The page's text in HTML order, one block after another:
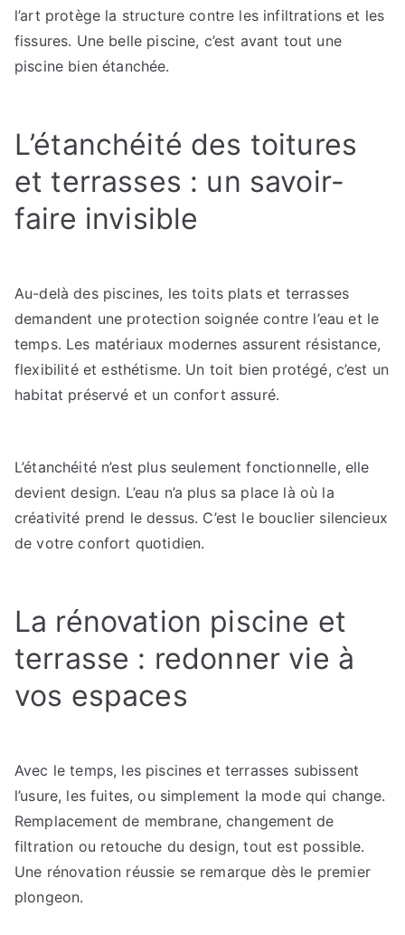
l’art protège la structure contre les infiltrations et les
fissures. Une belle piscine, c’est avant tout une
piscine bien étanchée.
L’étanchéité des toitures
et terrasses : un savoir-
faire invisible
Au-delà des piscines, les toits plats et terrasses
demandent une protection soignée contre l’eau et le
temps. Les matériaux modernes assurent résistance,
flexibilité et esthétisme. Un toit bien protégé, c’est un
habitat préservé et un confort assuré.
L’étanchéité n’est plus seulement fonctionnelle, elle
devient design. L’eau n’a plus sa place là où la
créativité prend le dessus. C’est le bouclier silencieux
de votre confort quotidien.
La rénovation piscine et
terrasse : redonner vie à
vos espaces
Avec le temps, les piscines et terrasses subissent
l’usure, les fuites, ou simplement la mode qui change.
Remplacement de membrane, changement de
filtration ou retouche du design, tout est possible.
Une rénovation réussie se remarque dès le premier
plongeon.